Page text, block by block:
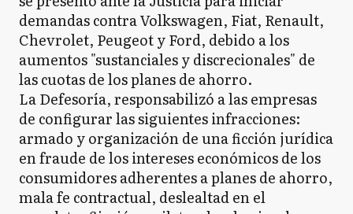
demandas contra Volkswagen, Fiat, Renault,
Chevrolet, Peugeot y Ford, debido a los
aumentos "sustanciales y discrecionales" de
las cuotas de los planes de ahorro.
La Defesoría, responsabilizó a las empresas
de configurar las siguientes infracciones:
armado y organización de una ficción jurídica
en fraude de los intereses económicos de los
consumidores adherentes a planes de ahorro,
mala fe contractual, deslealtad en el